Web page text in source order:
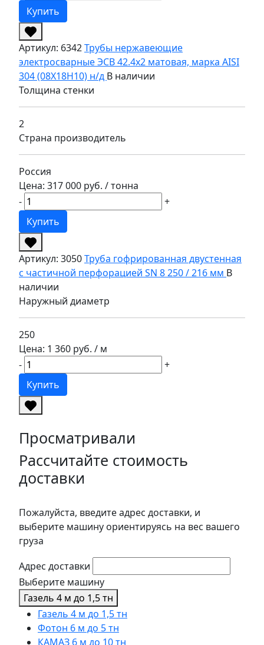
Купить
Артикул: 6342Трубы нержавеющие
электросварные ЭСВ 42.4х2 матовая, марка AISI
304 (08Х18Н10) н/д В наличии
Толщина стенки
2
Страна производитель
Россия
Цена: 317 000 руб. / тонна
-
+
Купить
Артикул: 3050Труба гофрированная двустенная
с частичной перфорацией SN 8 250 / 216 мм В
наличии
Наружный диаметр
250
Цена: 1 360 руб. / м
-
+
Купить
Просматривали
Рассчитайте стоимость
доставки
Пожалуйста, введите адрес доставки, и
выберите машину ориентируясь на вес вашего
груза
Адрес доставки
Выберите машину
Газель 4 м до 1,5 тн
Газель 4 м до 1,5 тн
Фотон 6 м до 5 тн
КАМАЗ 6 м до 10 тн